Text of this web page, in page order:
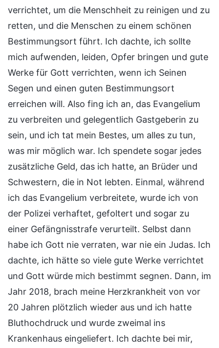
verrichtet, um die Menschheit zu reinigen und zu
retten, und die Menschen zu einem schönen
Bestimmungsort führt. Ich dachte, ich sollte
mich aufwenden, leiden, Opfer bringen und gute
Werke für Gott verrichten, wenn ich Seinen
Segen und einen guten Bestimmungsort
erreichen will. Also fing ich an, das Evangelium
zu verbreiten und gelegentlich Gastgeberin zu
sein, und ich tat mein Bestes, um alles zu tun,
was mir möglich war. Ich spendete sogar jedes
zusätzliche Geld, das ich hatte, an Brüder und
Schwestern, die in Not lebten. Einmal, während
ich das Evangelium verbreitete, wurde ich von
der Polizei verhaftet, gefoltert und sogar zu
einer Gefängnisstrafe verurteilt. Selbst dann
habe ich Gott nie verraten, war nie ein Judas. Ich
dachte, ich hätte so viele gute Werke verrichtet
und Gott würde mich bestimmt segnen. Dann, im
Jahr 2018, brach meine Herzkrankheit von vor
20 Jahren plötzlich wieder aus und ich hatte
Bluthochdruck und wurde zweimal ins
Krankenhaus eingeliefert. Ich dachte bei mir,